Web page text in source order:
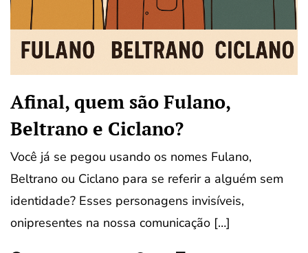
Afinal, quem são Fulano,
Beltrano e Ciclano?
Você já se pegou usando os nomes Fulano,
Beltrano ou Ciclano para se referir a alguém sem
identidade? Esses personagens invisíveis,
onipresentes na nossa comunicação […]